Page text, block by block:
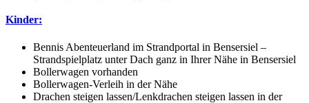
Kinder:
Bennis Abenteuerland im Strandportal in Bensersiel –
Strandspielplatz unter Dach ganz in Ihrer Nähe in Bensersiel
Bollerwagen vorhanden
Bollerwagen-Verleih in der Nähe
Drachen steigen lassen/Lenkdrachen steigen lassen in der